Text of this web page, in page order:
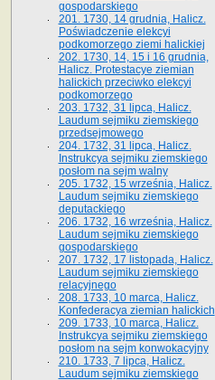
gospodarskiego
201. 1730, 14 grudnia, Halicz.
Poświadczenie elekcyi
podkomorzego ziemi halickiej
202. 1730, 14, 15 i 16 grudnia,
Halicz. Protestacye ziemian
halickich przeciwko elekcyi
podkomorzego
203. 1732, 31 lipca, Halicz.
Laudum sejmiku ziemskiego
przedsejmowego
204. 1732, 31 lipca, Halicz.
Instrukcya sejmiku ziemskiego
posłom na sejm walny
205. 1732, 15 września, Halicz.
Laudum sejmiku ziemskiego
deputackiego
206. 1732, 16 września, Halicz.
Laudum sejmiku ziemskiego
gospodarskiego
207. 1732, 17 listopada, Halicz.
Laudum sejmiku ziemskiego
relacyjnego
208. 1733, 10 marca, Halicz.
Konfederacya ziemian halickich­
209. 1733, 10 marca, Halicz.
Instrukcya sejmiku ziemskiego
posłom na sejm konwokacyjny
210. 1733, 7 lipca, Halicz.
Laudum sejmiku ziemskiego